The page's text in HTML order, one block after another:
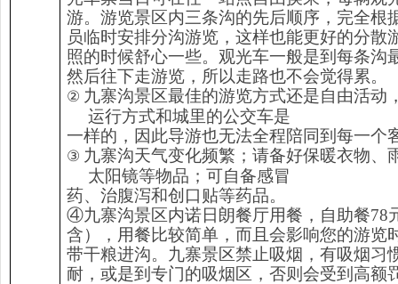
游。游览景区内三条沟的先后顺序，完全根
员临时安排分沟游览，这样也能更好的分散
照的时候舒心一些。观光车一般是到每条沟
然后往下走游览，所以走路也不会觉得累。
② 九寨沟景区最佳的游览方式还是自由活动
运行方式和城里的公交车是
一样的，因此导游也无法全程陪同到每一个
③ 九寨沟天气变化频繁；请备好保暖衣物、
太阳镜等物品；可自备感冒
药、治腹泻和创口贴等药品。
④九寨沟景区内诺日朗餐厅用餐，自助餐78
含），用餐比较简单，而且会影响您的游览
带干粮进沟。九寨景区禁止吸烟，有吸烟习
耐，或是到专门的吸烟区，否则会受到高额